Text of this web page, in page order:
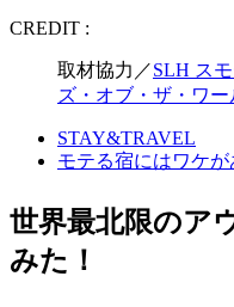
CREDIT :
取材協力／SLH ス
ズ・オブ・ザ・ワー
STAY&TRAVEL
モテる宿にはワケが
世界最北限のア
みた！